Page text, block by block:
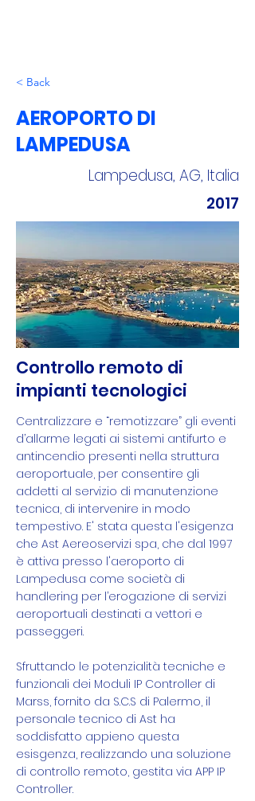
< Back
AEROPORTO DI
LAMPEDUSA
Lampedusa, AG, Italia
2017
Controllo remoto di
impianti tecnologici
Centralizzare e “remotizzare” gli eventi
d’allarme legati ai sistemi antifurto e
antincendio presenti nella struttura
aeroportuale, per consentire gli
addetti al servizio di manutenzione
tecnica, di intervenire in modo
tempestivo. E' stata questa l'esigenza
che Ast Aereoservizi spa, che dal 1997
è attiva presso l'aeroporto di
Lampedusa come società di
handlering per l’erogazione di servizi
aeroportuali destinati a vettori e
passeggeri.
Sfruttando le potenzialità tecniche e
funzionali dei Moduli IP Controller di
Marss, fornito da S.C.S di Palermo, il
personale tecnico di Ast ha
soddisfatto appieno questa
esisgenza, realizzando una soluzione
di controllo remoto, gestita via APP IP
Controller.